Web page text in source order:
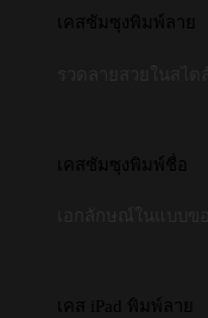
เคสซัมซุงพิมพ์ลาย
เคสซัมซุงพิมพ์ชื่อ
เคส iPad พิมพ์ลาย